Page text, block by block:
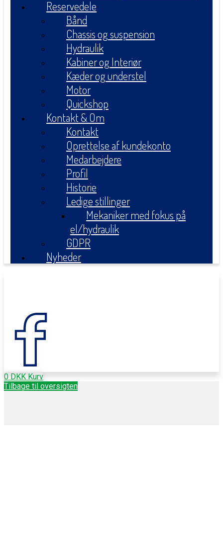
Reservedele
Bånd
Chassis og suspension
Hydraulik
Kabiner og Interiør
Kæder og understel
Motor
Quickshop
Kontakt & Om
Kontakt
Oprettelse af kundekonto
Medarbejdere
Profil
Historie
Ledige stillinger
Mekaniker med fokus på
el/hydraulik
GDPR
Nyheder
0 DKK Kurv
Tilbage til oversigten